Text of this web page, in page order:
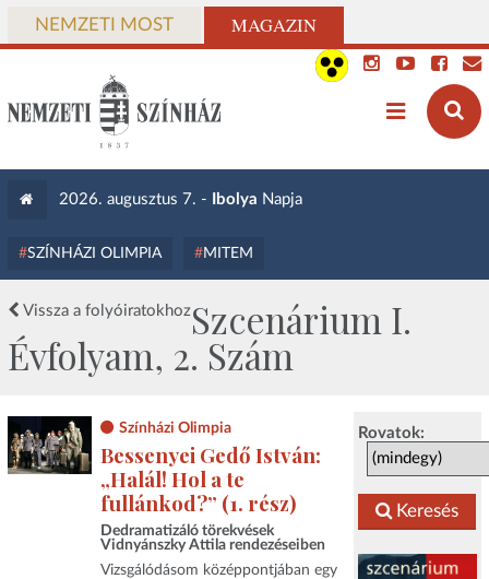
NEMZETI MOST MAGAZIN
2026. augusztus 7. - Ibolya Napja
SZÍNHÁZI OLIMPIA MITEM
Vissza a folyóiratokhozSzcenárium I.
Évfolyam, 2. Szám
Rovatok:
Keresés
Színházi Olimpia
Bessenyei Gedő István:
„Halál! Hol a te
fullánkod?” (1. rész)
Dedramatizáló törekvések
Vidnyánszky Attila rendezéseiben
Vizsgálódásom középpontjában egy